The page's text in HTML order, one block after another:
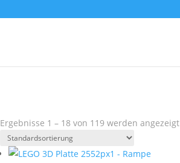
Ergebnisse 1 – 18 von 119 werden angezeigt